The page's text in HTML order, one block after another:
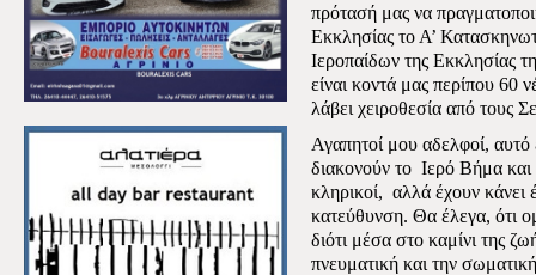
πρότασή μας να
Εκκλησίας το Α’
Ιεροπαίδων της Εκκλησίας
είναι κοντά μας περίπου 60
λάβει χειροθεσία από τους
Αγαπητοί μου αδελφοί, αυτό
διακονούν το Ιερό Βήμα και
κληρικοί, αλλά έχουν κάνει
κατεύθυνση. Θα έλεγα, ότι
διότι μέσα στο καμίνι της
πνευματική και την